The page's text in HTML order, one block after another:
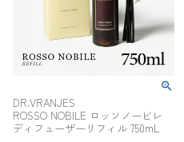
DR.VRANJES
ROSSO NOBILE ロッソノービレ
ディフューザーリフィル 750mL